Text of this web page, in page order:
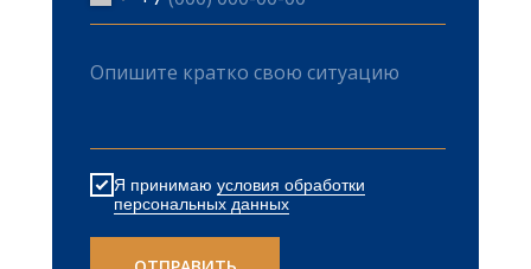
Я принимаю условия обработки
персональных данных